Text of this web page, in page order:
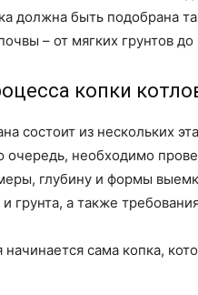
должна быть подобрана
– от мягких грунтов
копки
состоит из нескольких
необходимо
глубину и формы
грунта, а также
начинается сама копка,